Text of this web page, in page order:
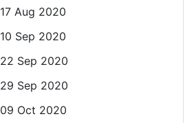
17 Aug 2020
10 Sep 2020
22 Sep 2020
29 Sep 2020
09 Oct 2020